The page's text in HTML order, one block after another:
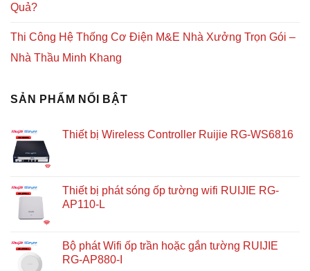
Quả?
Thi Công Hệ Thống Cơ Điện M&E Nhà Xưởng Trọn Gói –
Nhà Thầu Minh Khang
SẢN PHẨM NỔI BẬT
Thiết bị Wireless Controller Ruijie RG-WS6816
Thiết bị phát sóng ốp tường wifi RUIJIE RG-
AP110-L
Bộ phát Wifi ốp trần hoặc gắn tường RUIJIE
RG-AP880-I